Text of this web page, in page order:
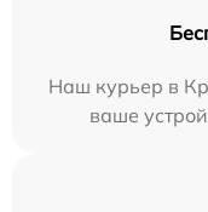
Наш курьер в
ваше